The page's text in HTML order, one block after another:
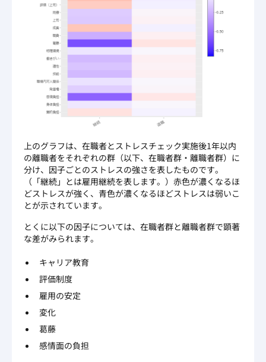
上のグラフは、在職者とストレスチェック実施後1年以内
の離職者をそれぞれの群（以下、在職者群・離職者群）に
分け、因子ごとのストレスの強さを表したものです。
（「継続」とは雇用継続を表します。）赤色が濃くなるほ
どストレスが強く、青色が濃くなるほどストレスは弱いこ
とが示されています。
とくに以下の因子については、在職者群と離職者群で顕著
な差がみられます。
キャリア教育
評価制度
雇用の安定
変化
葛藤
感情面の負担